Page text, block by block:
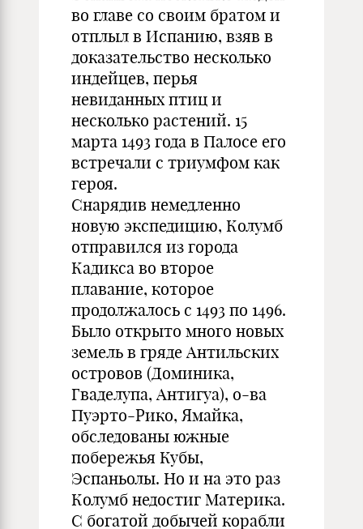
во главе со своим братом и
отплыл в Испанию, взяв в
доказательство несколько
индейцев, перья
невиданных птиц и
несколько растений. 15
марта 1493 года в Палосе его
встречали с триумфом как
героя.
Снарядив немедленно
новую экспедицию, Колумб
отправился из города
Кадикса во второе
плавание, которое
продолжалось с 1493 по 1496.
Было открыто много новых
земель в гряде Антильских
островов (Доминика,
Гваделупа, Антигуа), о-ва
Пуэрто-Рико, Ямайка,
обследованы южные
побережья Кубы,
Эспаньолы. Но и на это раз
Колумб недостиг Материка.
С богатой добычей корабли